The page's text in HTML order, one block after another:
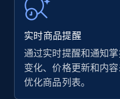
URL, Product name,
rating object, Product
Author name, Asin,
7.4K+ 870+
实时商品提醒
通过实时提醒和通知
变化、价格更新和内
优化商品列表。